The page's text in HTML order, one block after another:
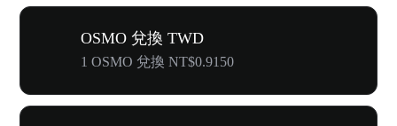
OSMO 兌換 TWD
1 OSMO 兌換 NT$0.9150